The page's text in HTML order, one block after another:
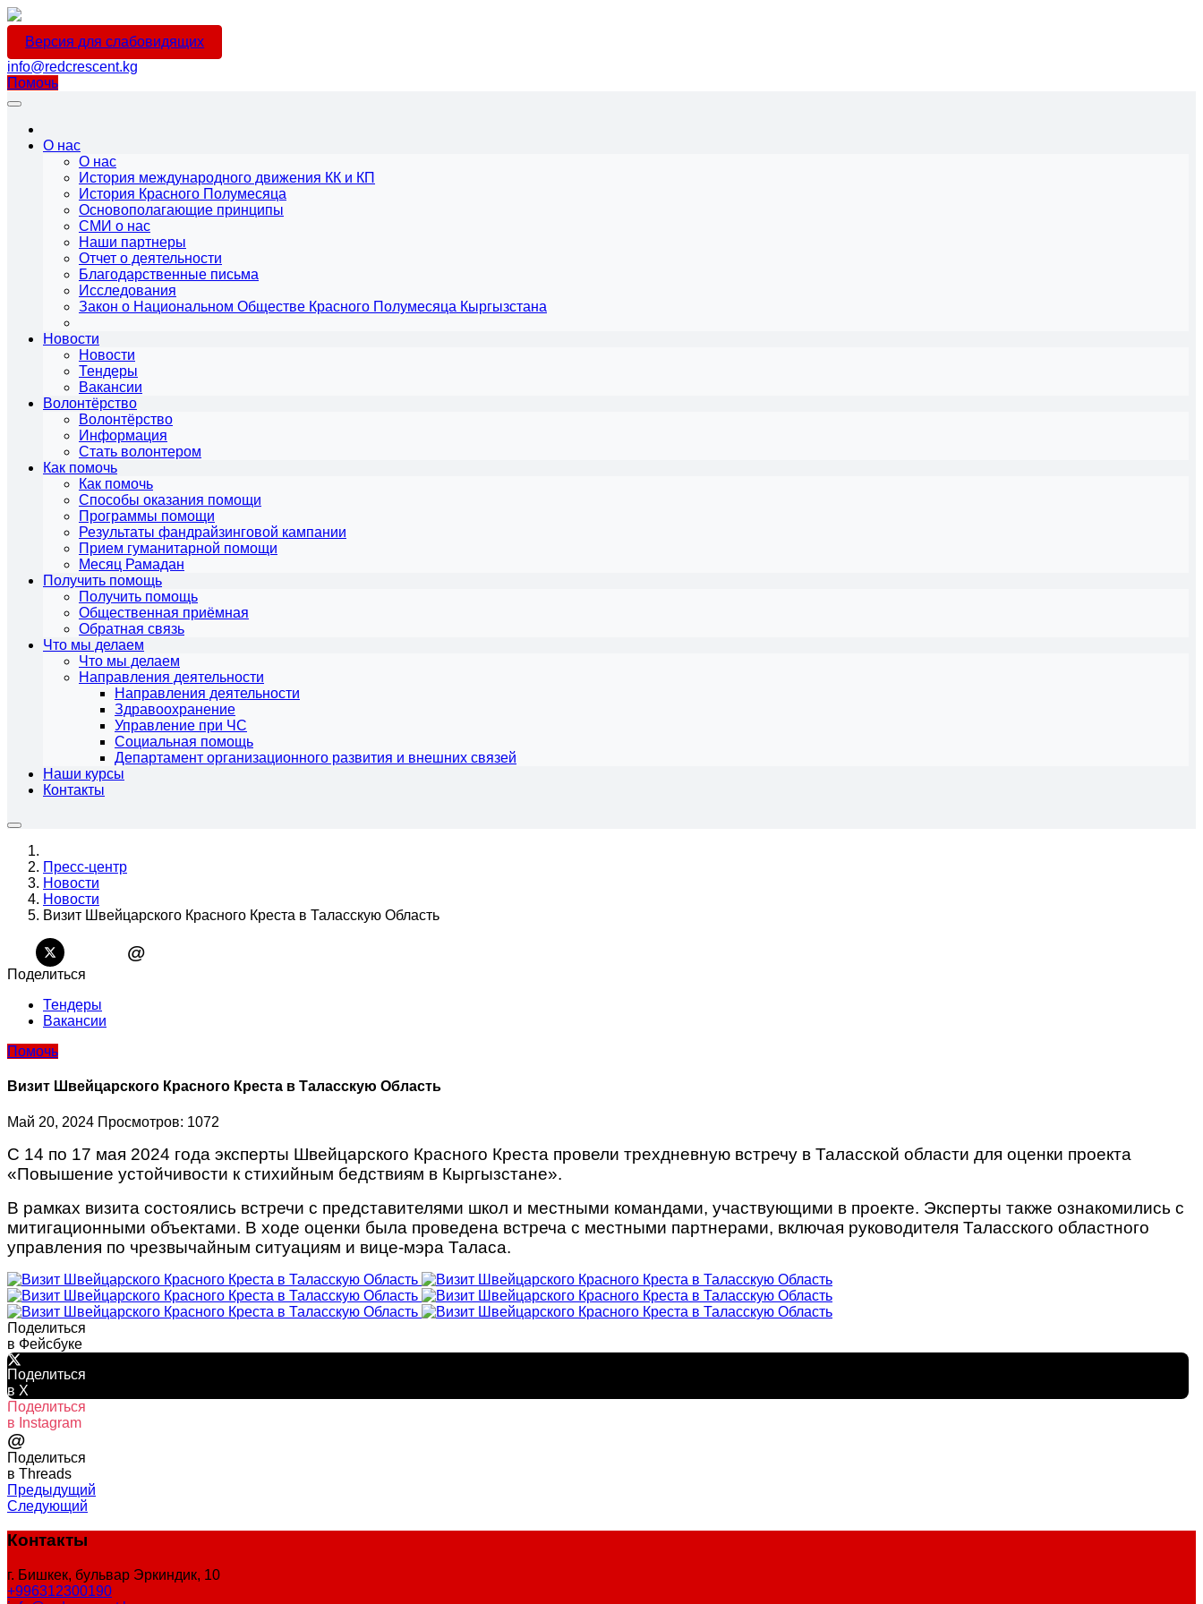
Версия для слабовидящих
info@redcrescent.kg
Помочь
О нас
О нас
История международного движения КК и КП
История Красного Полумесяца
Основополагающие принципы
СМИ о нас
Наши партнеры
Отчет о деятельности
Благодарственные письма
Исследования
Закон о Национальном Обществе Красного Полумесяца Кыргызстана
Новости
Новости
Тендеры
Вакансии
Волонтёрство
Волонтёрство
Информация
Стать волонтером
Как помочь
Как помочь
Способы оказания помощи
Программы помощи
Результаты фандрайзинговой кампании
Прием гуманитарной помощи
Месяц Рамадан
Получить помощь
Получить помощь
Общественная приёмная
Обратная связь
Что мы делаем
Что мы делаем
Направления деятельности
Направления деятельности
Здравоохранение
Управление при ЧС
Социальная помощь
Департамент организационного развития и внешних связей
Наши курсы
Контакты
Пресс-центр
Новости
Новости
Визит Швейцарского Красного Креста в Таласскую Область
@
Поделиться
Тендеры
Вакансии
Помочь
Визит Швейцарского Красного Креста в Таласскую Область
Май 20, 2024 Просмотров: 1072
С 14 по 17 мая 2024 года эксперты Швейцарского Красного Креста провели трехдневную встречу в Таласской области для оценки проекта
«Повышение устойчивости к стихийным бедствиям в Кыргызстане».
В рамках визита состоялись встречи с представителями школ и местными командами, участвующими в проекте. Эксперты также ознакомились с
митигационными объектами. В ходе оценки была проведена встреча с местными партнерами, включая руководителя Таласского областного
управления по чрезвычайным ситуациям и вице-мэра Таласа.
Поделиться
в Фейсбуке
Поделиться
в X
Поделиться
в Instagram
@
Поделиться
в Threads
Предыдущий
Следующий
Контакты
г. Бишкек, бульвар Эркиндик, 10
+996312300190